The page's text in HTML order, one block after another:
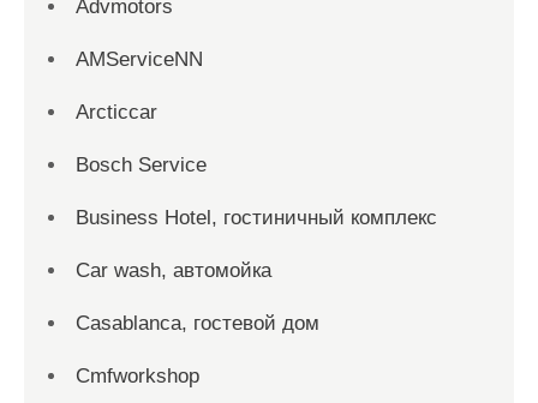
Advmotors
AMServiceNN
Arcticcar
Bosch Service
Business Hotel, гостиничный комплекс
Car wash, автомойка
Casablanca, гостевой дом
Cmfworkshop